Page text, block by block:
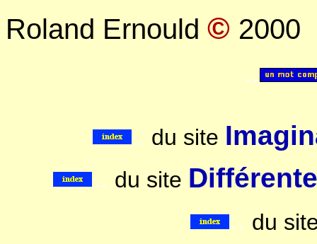
Roland Ernould © 2000
..
.. du site
.. du site
.. du